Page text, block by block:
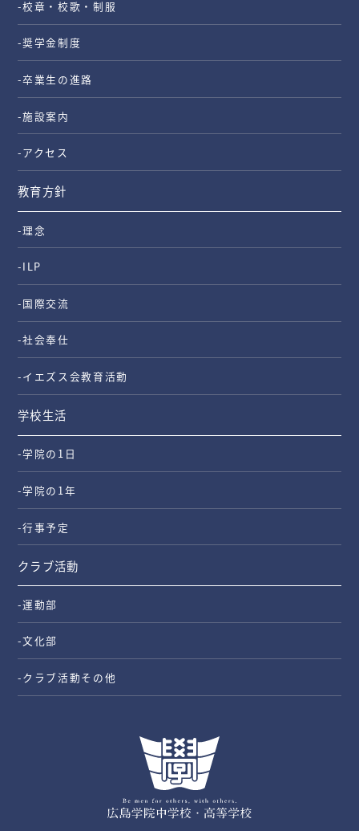
-校章・校歌・制服
-奨学金制度
-卒業生の進路
-施設案内
-アクセス
教育方針
-理念
-ILP
-国際交流
-社会奉仕
-イエズス会教育活動
学校生活
-学院の1日
-学院の1年
-行事予定
クラブ活動
-運動部
-文化部
-クラブ活動その他